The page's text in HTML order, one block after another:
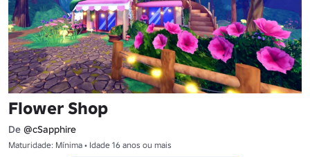
Flower Shop
De @cSapphire
Maturidade: Mínima • Idade 16 anos ou mais